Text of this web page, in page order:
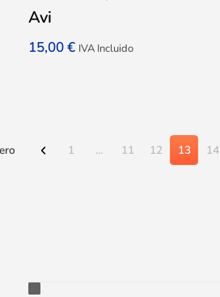
Avi
15,00€ IVA Incluido
1 ... 11 12 13 14